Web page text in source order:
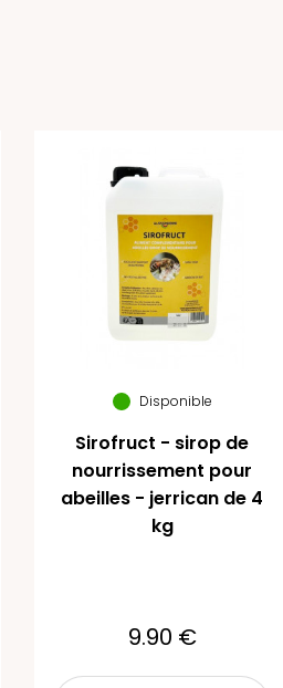
Disponible
Sirofruct - sirop de
nourrissement pour
abeilles - jerrican de 4
kg
9.90 €